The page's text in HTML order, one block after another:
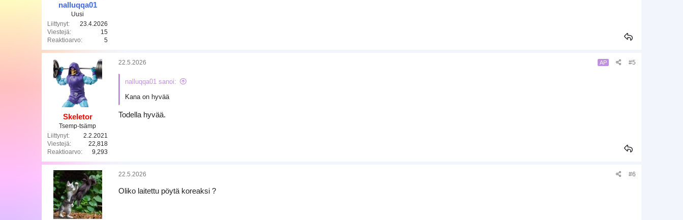
nalluqqa01
Uusi
Liittynyt
23.4.2026
Viestejä
15
Reaktioarvo
5
Skeletor
Tsemp-tsämp
Liittynyt
2.2.2021
Viestejä
22,818
Reaktioarvo
9,293
22.5.2026 AP #5
nalluqqa01 sanoi:
Kana on hyvää
Todella hyvää.
22.5.2026 #6
Oliko laitettu pöytä koreaksi ?